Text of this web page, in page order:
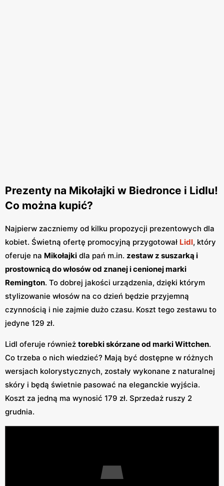
Prezenty na Mikołajki w Biedronce i Lidlu!
Co można kupić?
Najpierw zaczniemy od kilku propozycji prezentowych dla
kobiet. Świetną ofertę promocyjną przygotował Lidl, który
oferuje na Mikołajki dla pań m.in. zestaw z suszarką i
prostownicą do włosów od znanej i cenionej marki
Remington. To dobrej jakości urządzenia, dzięki którym
stylizowanie włosów na co dzień będzie przyjemną
czynnością i nie zajmie dużo czasu. Koszt tego zestawu to
jedyne 129 zł.
Lidl oferuje również torebki skórzane od marki Wittchen.
Co trzeba o nich wiedzieć? Mają być dostępne w różnych
wersjach kolorystycznych, zostały wykonane z naturalnej
skóry i będą świetnie pasować na eleganckie wyjścia.
Koszt za jedną ma wynosić 179 zł. Sprzedaż ruszy 2
grudnia.